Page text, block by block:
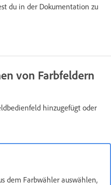
du in der Dokumentation zu
von Farbfeldern
hinzugefügt oder
dem Farbwähler auswählen,